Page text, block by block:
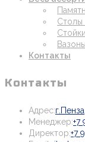
Столы
Контакты
Контакты
Адрес:
Менеджер:+7
Директор:+7